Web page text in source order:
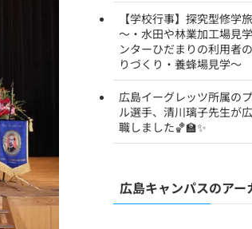
【学校行事】探究型修学
～・水田や林業加工場見
ンターひだまりの利用者
りづくり・養蜂場見学～
広島イーグレッツ所属の
ル選手、清川璃子先生が
職しました🏀🏫✨
広島キャンパスのアー